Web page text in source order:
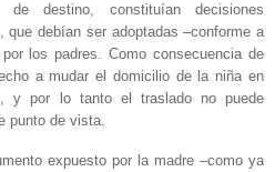
destino, constituían decisiones
debían ser adoptadas –conforme a
los padres. Como consecuencia de
a mudar el domicilio de la niña en
y por lo tanto el traslado no puede
punto de vista.
expuesto por la madre –como ya